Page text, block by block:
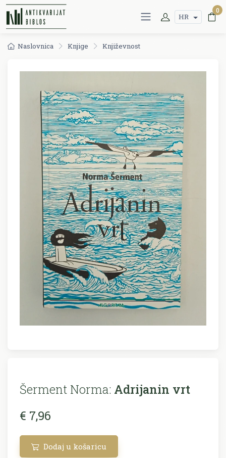
HR
0
Naslovnica Knjige Književnost
Šerment Norma: Adrijanin vrt
€ 7,96
Dodaj u košaricu